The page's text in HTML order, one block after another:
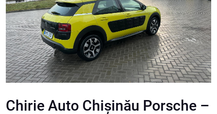
Chirie Auto Chișinău Porsche –